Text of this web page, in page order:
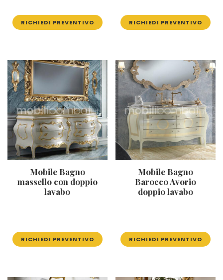
RICHIEDI PREVENTIVO RICHIEDI PREVENTIVO
Mobile Bagno
massello con doppio
lavabo
RICHIEDI PREVENTIVO
Mobile Bagno
Barocco Avorio
doppio lavabo
RICHIEDI PREVENTIVO